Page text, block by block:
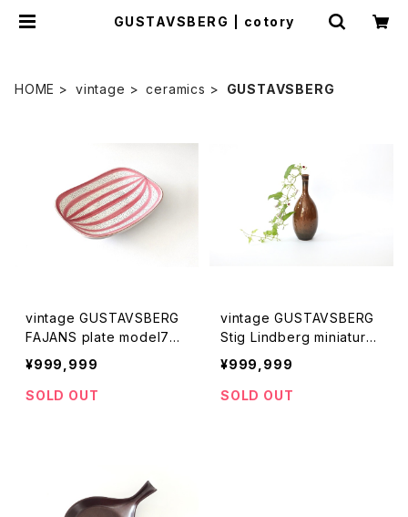
GUSTAVSBERG | cotory
HOME vintage ceramics GUSTAVSBERG
vintage GUSTAVSBERG
FAJANS plate model76
B / ヴィンテージ グスタフ
スベリ ファイアンス プレー
トB
¥999,999
SOLD OUT
vintage GUSTAVSBERG
Stig Lindberg miniature
vase / ヴィンテージ グスタ
フスベリ スティッグ・リンド
ベリ ミニチュアベース
¥999,999
SOLD OUT